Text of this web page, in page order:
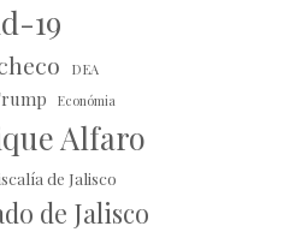
19
DEA
Económia
Alfaro
de Jalisco
de Jalisco